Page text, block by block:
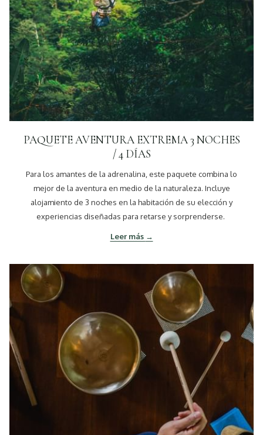
PAQUETE AVENTURA EXTREMA 3 NOCHES
/ 4 DÍAS
Para los amantes de la adrenalina, este paquete combina lo
mejor de la aventura en medio de la naturaleza. Incluye
alojamiento de 3 noches en la habitación de su elección y
experiencias diseñadas para retarse y sorprenderse.
Leer más